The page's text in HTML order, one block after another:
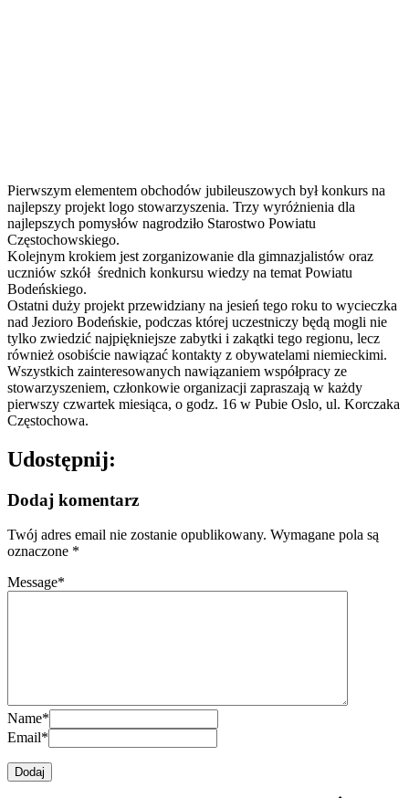
Pierwszym elementem obchodów jubileuszowych był konkurs na
najlepszy projekt logo stowarzyszenia. Trzy wyróżnienia dla
najlepszych pomysłów nagrodziło Starostwo Powiatu
Częstochowskiego.
Kolejnym krokiem jest zorganizowanie dla gimnazjalistów oraz
uczniów szkół średnich konkursu wiedzy na temat Powiatu
Bodeńskiego.
Ostatni duży projekt przewidziany na jesień tego roku to wycieczka
nad Jezioro Bodeńskie, podczas której uczestniczy będą mogli nie
tylko zwiedzić najpiękniejsze zabytki i zakątki tego regionu, lecz
również osobiście nawiązać kontakty z obywatelami niemieckimi.
Wszystkich zainteresowanych nawiązaniem współpracy ze
stowarzyszeniem, członkowie organizacji zapraszają w każdy
pierwszy czwartek miesiąca, o godz. 16 w Pubie Oslo, ul. Korczaka
Częstochowa.
Udostępnij:
Dodaj komentarz
Twój adres email nie zostanie opublikowany. Wymagane pola są
oznaczone *
Message*
Name*
Email*